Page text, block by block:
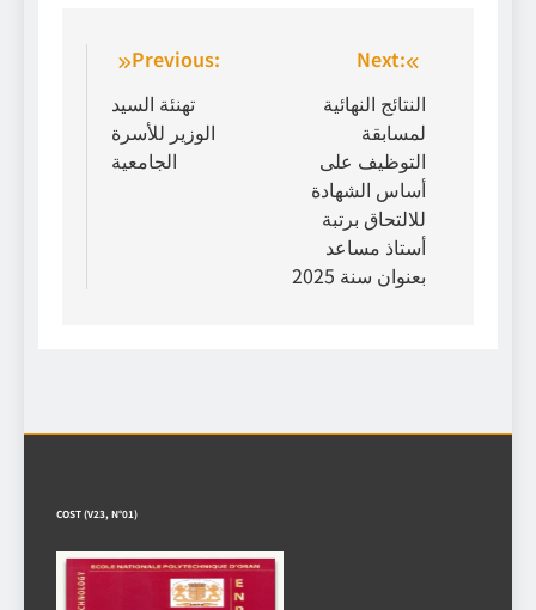
تصفّح
المقالات
Previous:
تهنئة السيد
الوزير للأسرة
الجامعية
Next:
النتائج النهائية
لمسابقة
التوظيف على
أساس الشهادة
للالتحاق برتبة
أستاذ مساعد
بعنوان سنة 2025
COST (V23, N°01)